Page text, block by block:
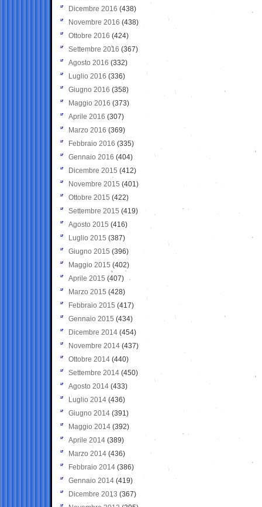
Dicembre 2016 (438)
Novembre 2016 (438)
Ottobre 2016 (424)
Settembre 2016 (367)
Agosto 2016 (332)
Luglio 2016 (336)
Giugno 2016 (358)
Maggio 2016 (373)
Aprile 2016 (307)
Marzo 2016 (369)
Febbraio 2016 (335)
Gennaio 2016 (404)
Dicembre 2015 (412)
Novembre 2015 (401)
Ottobre 2015 (422)
Settembre 2015 (419)
Agosto 2015 (416)
Luglio 2015 (387)
Giugno 2015 (396)
Maggio 2015 (402)
Aprile 2015 (407)
Marzo 2015 (428)
Febbraio 2015 (417)
Gennaio 2015 (434)
Dicembre 2014 (454)
Novembre 2014 (437)
Ottobre 2014 (440)
Settembre 2014 (450)
Agosto 2014 (433)
Luglio 2014 (436)
Giugno 2014 (391)
Maggio 2014 (392)
Aprile 2014 (389)
Marzo 2014 (436)
Febbraio 2014 (386)
Gennaio 2014 (419)
Dicembre 2013 (367)